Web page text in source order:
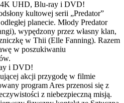
4K UHD, Blu-ray i DVD!
kultowej serii „Predator”
planecie. Młody Predator
wypędzony przez własny klan,
w Thii (Elle Fanning). Razem
w poszukiwaniu
i DVD!
akcji przygodę w filmie
program Ares przenosi się z
z niebezpieczną misją.